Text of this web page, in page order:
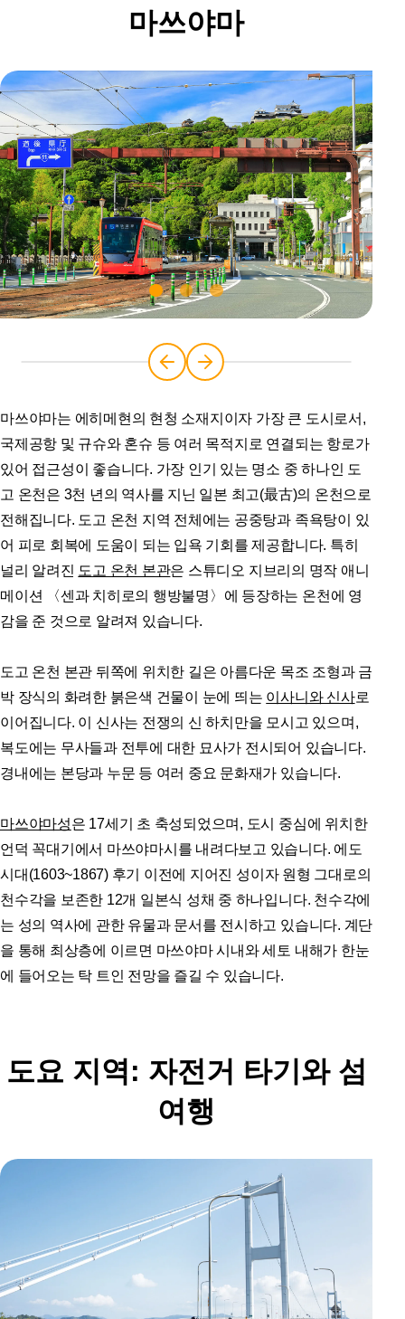
마쓰야마
마쓰야마는 에히메현의 현청 소재지이자 가장 큰 도시로서,
국제공항 및 규슈와 혼슈 등 여러 목적지로 연결되는 항로가
있어 접근성이 좋습니다. 가장 인기 있는 명소 중 하나인 도
고 온천은 3천 년의 역사를 지닌 일본 최고(最古)의 온천으로
전해집니다. 도고 온천 지역 전체에는 공중탕과 족욕탕이 있
어 피로 회복에 도움이 되는 입욕 기회를 제공합니다. 특히
널리 알려진 도고 온천 본관은 스튜디오 지브리의 명작 애니
메이션 〈센과 치히로의 행방불명〉에 등장하는 온천에 영
감을 준 것으로 알려져 있습니다.
도고 온천 본관 뒤쪽에 위치한 길은 아름다운 목조 조형과 금
박 장식의 화려한 붉은색 건물이 눈에 띄는 이사니와 신사로
이어집니다. 이 신사는 전쟁의 신 하치만을 모시고 있으며,
복도에는 무사들과 전투에 대한 묘사가 전시되어 있습니다.
경내에는 본당과 누문 등 여러 중요 문화재가 있습니다.
마쓰야마성은 17세기 초 축성되었으며, 도시 중심에 위치한
언덕 꼭대기에서 마쓰야마시를 내려다보고 있습니다. 에도
시대(1603~1867) 후기 이전에 지어진 성이자 원형 그대로의
천수각을 보존한 12개 일본식 성채 중 하나입니다. 천수각에
는 성의 역사에 관한 유물과 문서를 전시하고 있습니다. 계단
을 통해 최상층에 이르면 마쓰야마 시내와 세토 내해가 한눈
에 들어오는 탁 트인 전망을 즐길 수 있습니다.
도요 지역: 자전거 타기와 섬
여행